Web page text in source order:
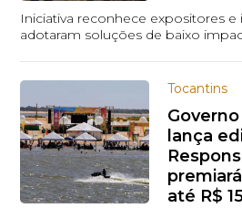
Iniciativa reconhece expositores e
adotaram soluções de baixo
Tocantins
lança
até R$